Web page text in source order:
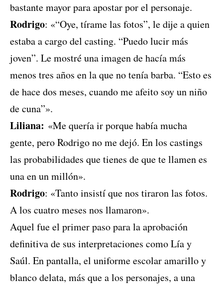
bastante mayor para apostar por el personaje.
Rodrigo: «“Oye, tírame las fotos”, le dije a quien
estaba a cargo del casting. “Puedo lucir más
joven”. Le mostré una imagen de hacía más
menos tres años en la que no tenía barba. “Esto es
de hace dos meses, cuando me afeito soy un niño
de cuna”».
Liliana: «Me quería ir porque había mucha
gente, pero Rodrigo no me dejó. En los castings
las probabilidades que tienes de que te llamen es
una en un millón».
Rodrigo: «Tanto insistí que nos tiraron las fotos.
A los cuatro meses nos llamaron».
Aquel fue el primer paso para la aprobación
definitiva de sus interpretaciones como Lía y
Saúl. En pantalla, el uniforme escolar amarillo y
blanco delata, más que a los personajes, a una